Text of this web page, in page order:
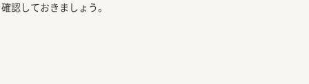
認しておきましょう。